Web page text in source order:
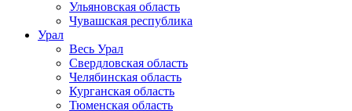
Ульяновская область
Чувашская республика
Урал
Весь Урал
Свердловская область
Челябинская область
Курганская область
Тюменская область